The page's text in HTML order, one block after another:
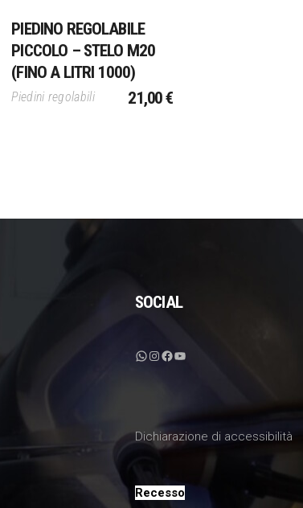
PIEDINO REGOLABILE
PICCOLO – STELO M20
(FINO A LITRI 1000)
21,00€
Piedini regolabili
SOCIAL
WhatsApp
Instagram
Facebook
YouTube
Dichiarazione di accessibilità
Recesso